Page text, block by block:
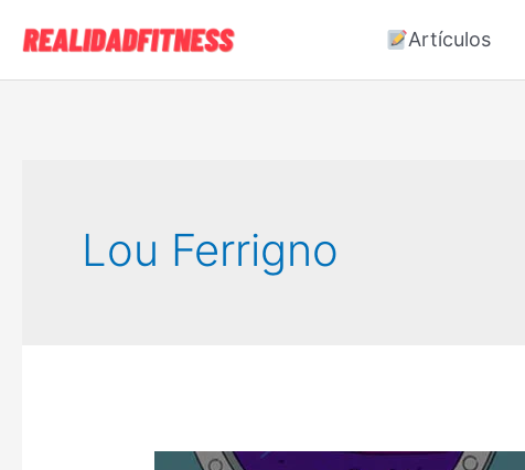
contenido
Artículos
Lou Ferrigno